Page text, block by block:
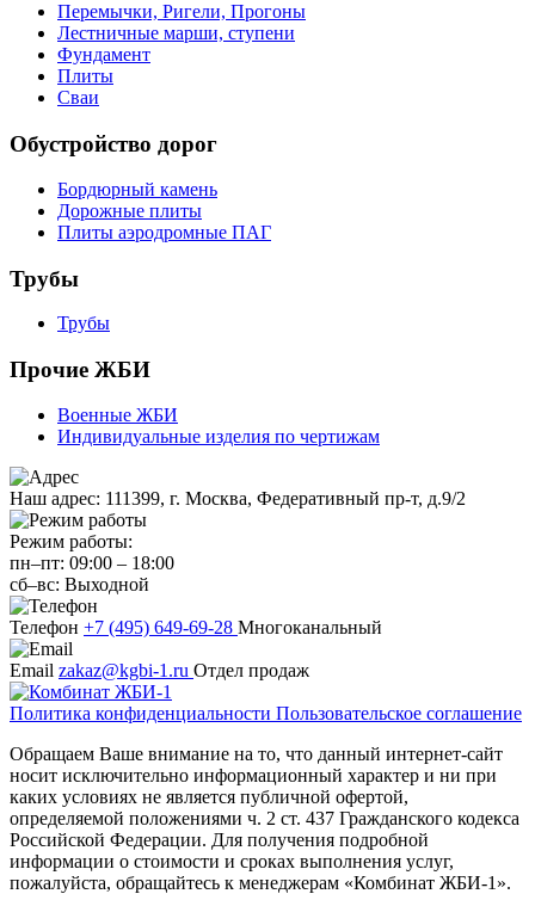
Перемычки, Ригели, Прогоны
Лестничные марши, ступени
Фундамент
Плиты
Сваи
Обустройство дорог
Бордюрный камень
Дорожные плиты
Плиты аэродромные ПАГ
Трубы
Трубы
Прочие ЖБИ
Военные ЖБИ
Индивидуальные изделия по чертижам
Наш адрес: 111399, г. Москва, Федеративный пр-т, д.9/2
Режим работы:
пн–пт: 09:00 – 18:00
сб–вс: Выходной
Телефон +7 (495) 649-69-28 Многоканальный
Email zakaz@kgbi-1.ru Отдел продаж
Политика конфиденциальности Пользовательское соглашение
Обращаем Ваше внимание на то, что данный интернет-сайт
носит исключительно информационный характер и ни при
каких условиях не является публичной офертой,
определяемой положениями ч. 2 ст. 437 Гражданского кодекса
Российской Федерации. Для получения подробной
информации о стоимости и сроках выполнения услуг,
пожалуйста, обращайтесь к менеджерам «Комбинат ЖБИ-1».